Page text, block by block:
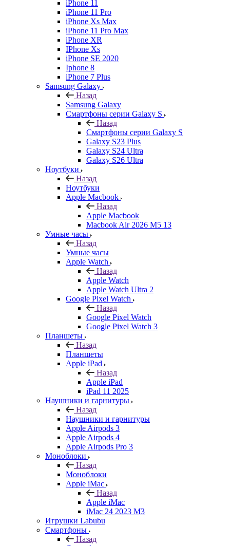
iPhone 11
iPhone 11 Pro
iPhone Xs Max
iPhone 11 Pro Max
iPhone XR
IPhone Xs
iPhone SE 2020
Iphone 8
iPhone 7 Plus
Samsung Galaxy
Назад
Samsung Galaxy
Смартфоны серии Galaxy S
Назад
Смартфоны серии Galaxy S
Galaxy S23 Plus
Galaxy S24 Ultra
Galaxy S26 Ultra
Ноутбуки
Назад
Ноутбуки
Apple Macbook
Назад
Apple Macbook
Macbook Air 2026 M5 13
Умные часы
Назад
Умные часы
Apple Watch
Назад
Apple Watch
Apple Watch Ultra 2
Google Pixel Watch
Назад
Google Pixel Watch
Google Pixel Watch 3
Планшеты
Назад
Планшеты
Apple iPad
Назад
Apple iPad
iPad 11 2025
Наушники и гарнитуры
Назад
Наушники и гарнитуры
Apple Airpods 3
Apple Airpods 4
Apple Airpods Pro 3
Моноблоки
Назад
Моноблоки
Apple iMac
Назад
Apple iMac
iMac 24 2023 M3
Игрушки Labubu
Смартфоны
Назад